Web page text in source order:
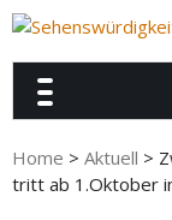
Home > Aktuell >
tritt ab 1.Oktober